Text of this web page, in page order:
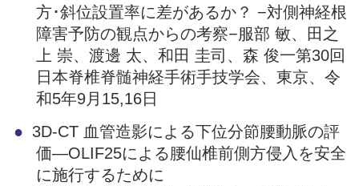
方･斜位設置率に差があるか？ −対側神経根
障害予防の観点からの考察−服部 敏、田之
上 崇、渡邊 太、和田 圭司、森 俊一第30回
日本脊椎脊髄神経手術手技学会、東京、令
和5年9月15,16日
3D-CT 血管造影による下位分節腰動脈の評
価―OLIF25による腰仙椎前側方侵入を安全
に施行するために